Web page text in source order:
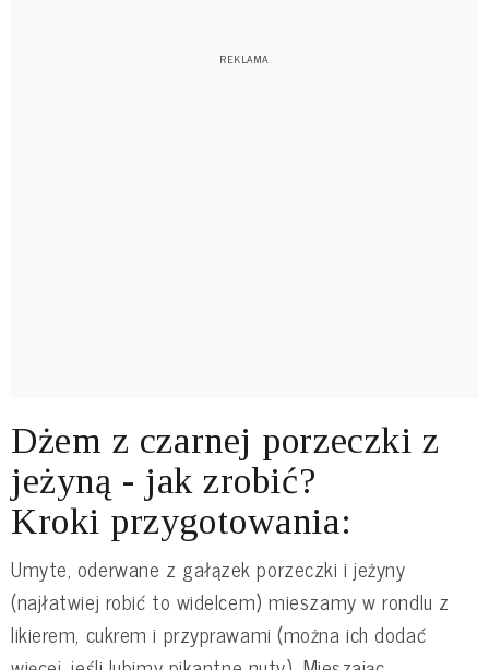
Dżem z czarnej porzeczki z
jeżyną - jak zrobić?
Kroki przygotowania:
Umyte, oderwane z gałązek porzeczki i jeżyny
(najłatwiej robić to widelcem) mieszamy w rondlu z
likierem, cukrem i przyprawami (można ich dodać